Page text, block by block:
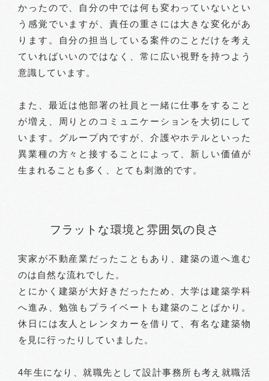
かったので、自分の中では何も変わっていないとい
う感覚でいますが、責任の重さには大きな変化があ
ります。自分の担当している案件のことだけを考え
ていればいいのではなく、常に広い視野を持つよう
意識しています。
また、最近は他部署の社員と一緒に仕事をすること
が増え、周りとのコミュニケーションを大切にして
います。グループ内ですが、介護やホテルといった
異業種の方々と接することによって、新しい価値が
生まれることも多く、とても刺激的です。
フラットな環境と雰囲気の良さ
実家が不動産業だったこともあり、建築の道へ進む
のは自然な流れでした。
とにかく建築が大好きだったため、大学は建築学科
へ進み、勉強もプライベートも建築のことばかり。
休日には友人とレンタカーを借りて、有名な建築物
を見に行ったりしていました。
4年生になり、就職先として設計事務所も考え就職活